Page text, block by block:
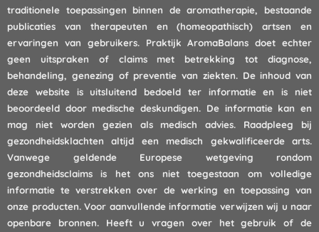
traditionele toepassingen binnen de aromatherapie, bestaande
publicaties van therapeuten en (homeopathisch) artsen en
ervaringen van gebruikers. Praktijk AromaBalans doet echter
geen uitspraken of claims met betrekking tot diagnose,
behandeling, genezing of preventie van ziekten. De inhoud van
deze website is uitsluitend bedoeld ter informatie en is niet
beoordeeld door medische deskundigen. De informatie kan en
mag niet worden gezien als medisch advies. Raadpleeg bij
gezondheidsklachten altijd een medisch gekwalificeerde arts.
Vanwege geldende Europese wetgeving rondom
gezondheidsclaims is het ons niet toegestaan om volledige
informatie te verstrekken over de werking en toepassing van
onze producten. Voor aanvullende informatie verwijzen wij u naar
openbare bronnen. Heeft u vragen over het gebruik of de